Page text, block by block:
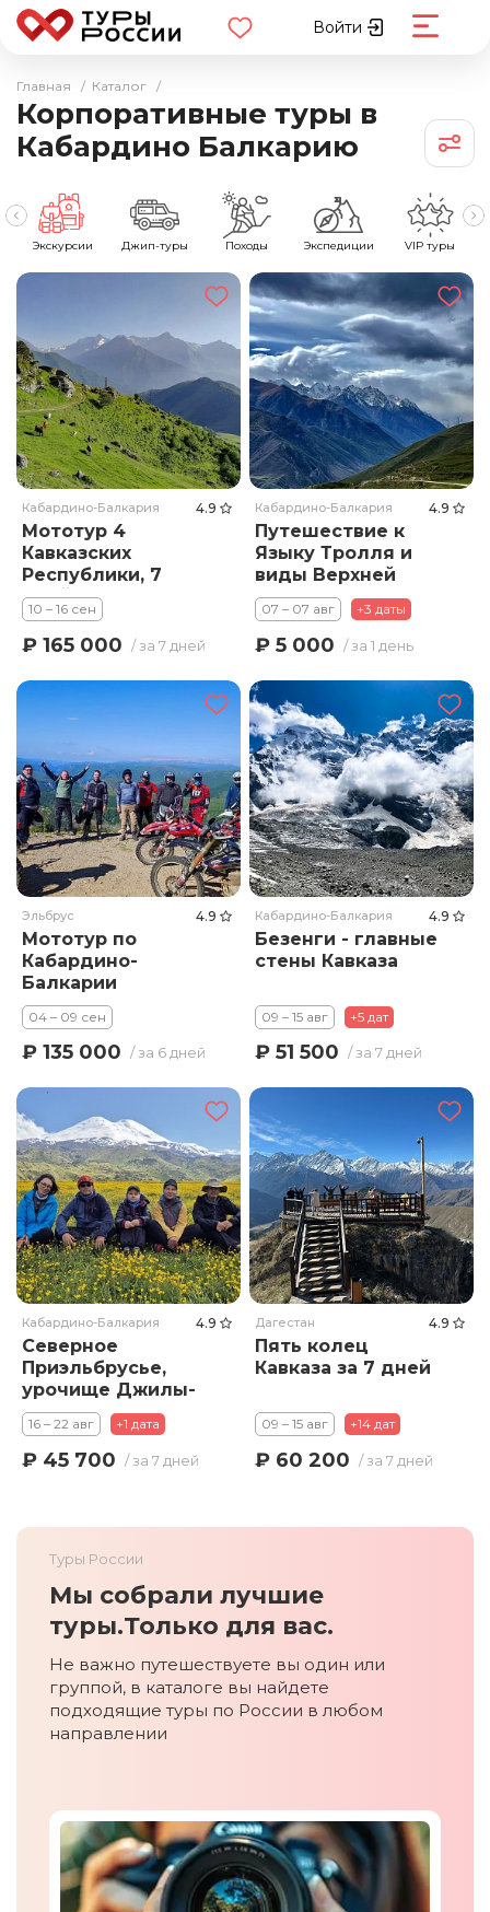
Войти
Главная / Каталог /
Корпоративные туры в
Кабардино Балкарию
Экскурсии Джип-туры Походы Экспедиции VIP туры
Кабардино-Балкария 4.9
Мототур 4
Кавказских
Республики, 7
дней,
внедорожный
маршрут от
Чечни
10 – 16 сен
₽ 165 000 / за 7 дней
Кабардино-Балкария 4.9
Путешествие к
Языку Тролля и
виды Верхней
Балкарии
07 – 07 авг +3 даты
₽ 5 000 / за 1 день
Эльбрус 4.9
Мототур по
Кабардино-
Балкарии
04 – 09 сен
₽ 135 000 / за 6 дней
Кабардино-Балкария 4.9
Безенги - главные
стены Кавказа
09 – 15 авг +5 дат
₽ 51 500 / за 7 дней
Кабардино-Балкария 4.9
Северное
Приэльбрусье,
урочище Джилы-
Су
16 – 22 авг +1 дата
₽ 45 700 / за 7 дней
Дагестан 4.9
Пять колец
Кавказа за 7 дней
09 – 15 авг +14 дат
₽ 60 200 / за 7 дней
Туры России
Мы собрали лучшие
туры.Только для вас.
Не важно путешествуете вы один или
группой, в каталоге вы найдете
подходящие туры по России в любом
направлении